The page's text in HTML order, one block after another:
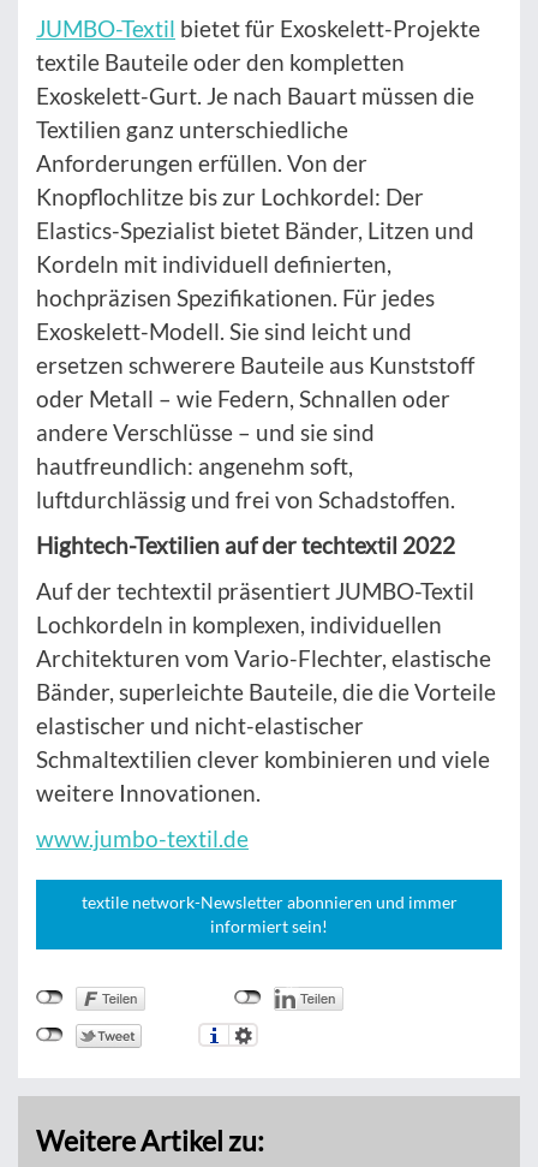
JUMBO-Textil bietet für Exoskelett-Projekte
textile Bauteile oder den kompletten
Exoskelett-Gurt. Je nach Bauart müssen die
Textilien ganz unterschiedliche
Anforderungen erfüllen. Von der
Knopflochlitze bis zur Lochkordel: Der
Elastics-Spezialist bietet Bänder, Litzen und
Kordeln mit individuell definierten,
hochpräzisen Spezifikationen. Für jedes
Exoskelett-Modell. Sie sind leicht und
ersetzen schwerere Bauteile aus Kunststoff
oder Metall – wie Federn, Schnallen oder
andere Verschlüsse – und sie sind
hautfreundlich: angenehm soft,
luftdurchlässig und frei von Schadstoffen.
Hightech-Textilien auf der techtextil 2022
Auf der techtextil präsentiert JUMBO-Textil
Lochkordeln in komplexen, individuellen
Architekturen vom Vario-Flechter, elastische
Bänder, superleichte Bauteile, die die Vorteile
elastischer und nicht-elastischer
Schmaltextilien clever kombinieren und viele
weitere Innovationen.
www.jumbo-textil.de
textile network-Newsletter abonnieren und immer
informiert sein!
Weitere Artikel zu: